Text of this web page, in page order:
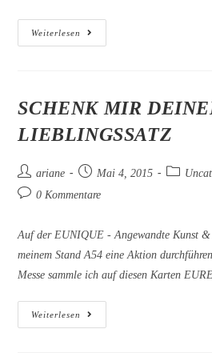
Weiterlesen
EUNIQUE
–
8-
10.
2015
SCHENK MIR
LIEBLINGSSATZ
Beitrags-
Autor:
ariane
BeitragMai 4, 2015
Beitrags-
Beitrags-
0 Kommentare
Auf der EUNIQUE - Angewandte Kunst
meinem Stand A54 eine Aktion
Messe sammle ich auf diesen Karten
Weiterlesen
SCHENK
MIR